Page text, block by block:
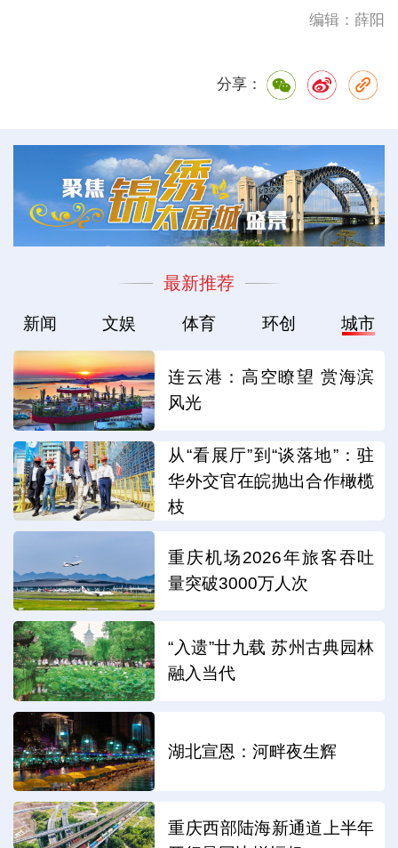
编辑：薛阳
分享：
最新推荐
新闻 文娱 体育 环创 城市
连云港：高空瞭望 赏海滨
风光
从“看展厅”到“谈落地”：驻
华外交官在皖抛出合作橄榄
枝
重庆机场2026年旅客吞吐
量突破3000万人次
“入遗”廿九载 苏州古典园林
融入当代
湖北宣恩：河畔夜生辉
重庆西部陆海新通道上半年